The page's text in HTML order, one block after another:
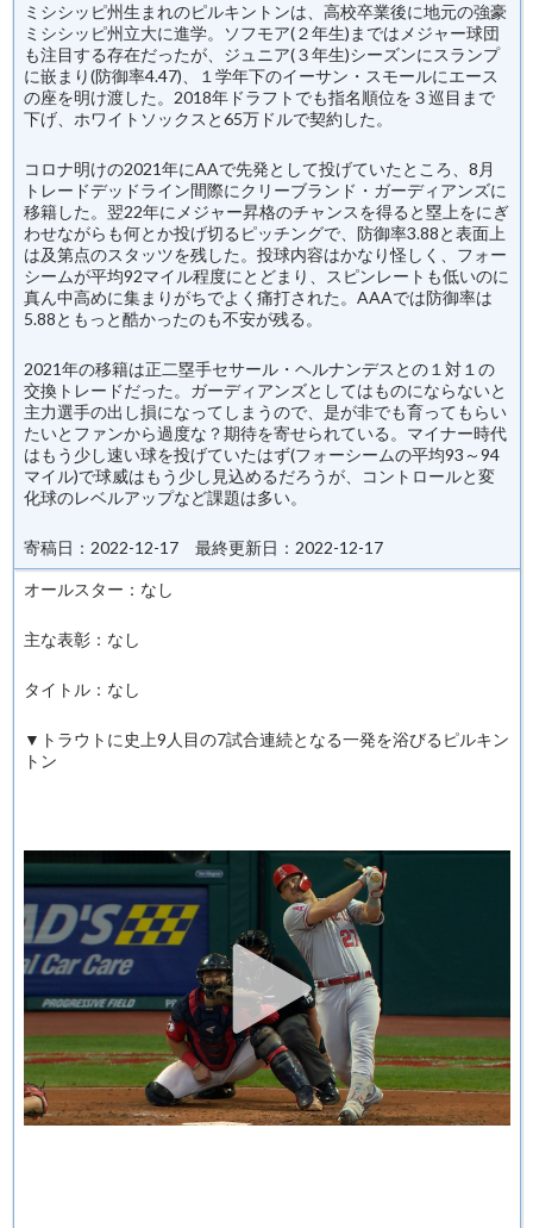
ミシシッピ州生まれのピルキントンは、高校卒業後に地元の強豪
ミシシッピ州立大に進学。ソフモア(２年生)まではメジャー球団
も注目する存在だったが、ジュニア(３年生)シーズンにスランプ
に嵌まり(防御率4.47)、１学年下のイーサン・スモールにエース
の座を明け渡した。2018年ドラフトでも指名順位を３巡目まで
下げ、ホワイトソックスと65万ドルで契約した。
コロナ明けの2021年にAAで先発として投げていたところ、8月
トレードデッドライン間際にクリーブランド・ガーディアンズに
移籍した。翌22年にメジャー昇格のチャンスを得ると塁上をにぎ
わせながらも何とか投げ切るピッチングで、防御率3.88と表面上
は及第点のスタッツを残した。投球内容はかなり怪しく、フォー
シームが平均92マイル程度にとどまり、スピンレートも低いのに
真ん中高めに集まりがちでよく痛打された。AAAでは防御率は
5.88ともっと酷かったのも不安が残る。
2021年の移籍は正二塁手セサール・ヘルナンデスとの１対１の
交換トレードだった。ガーディアンズとしてはものにならないと
主力選手の出し損になってしまうので、是が非でも育ってもらい
たいとファンから過度な？期待を寄せられている。マイナー時代
はもう少し速い球を投げていたはず(フォーシームの平均93～94
マイル)で球威はもう少し見込めるだろうが、コントロールと変
化球のレベルアップなど課題は多い。
寄稿日：2022-12-17 最終更新日：2022-12-17
オールスター：なし
主な表彰：なし
タイトル：なし
▼トラウトに史上9人目の7試合連続となる一発を浴びるピルキン
トン